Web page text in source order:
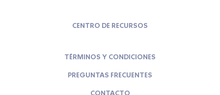
CENTRO DE RECURSOS
TÉRMINOS Y CONDICIONES
PREGUNTAS FRECUENTES
CONTACTO